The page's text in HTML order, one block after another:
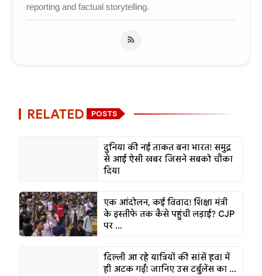
reporting and factual storytelling.
RELATED POSTS
दुनिया की नई ताकत बना भारत! समुद्र
से आई ऐसी खबर जिसने सबको चौंका
दिया
एक आंदोलन, कई विवाद! शिक्षा मंत्री
के इस्तीफे तक कैसे पहुंची लड़ाई? CJP
पर ...
दिल्ली आ रहे यात्रियों की सांसें हवा में
ही अटक गईं! जानिए उस टर्बुलेंस का ...